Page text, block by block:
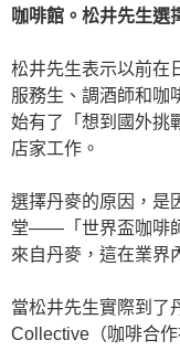
咖啡館。松井先生選
松井先生表示以前在
服務生、調酒師和咖
始有了「想到國外挑
店家工作。
選擇丹麥的原因，是
堂——「世界盃咖啡
來自丹麥，這在業界
當松井先生實際到了
Collective（咖啡合